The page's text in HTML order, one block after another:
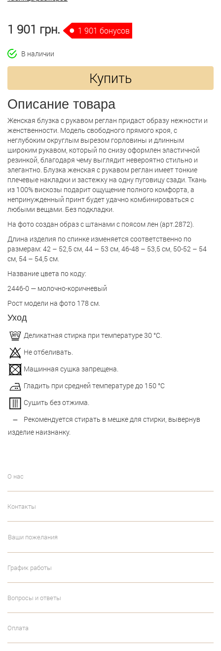
1 901 грн. 1 901 бонусов
В наличии
Купить
Описание товара
Женская блузка с рукавом реглан придаст образу нежности и
женственности. Модель свободного прямого кроя, с
неглубоким округлым вырезом горловины и длинным
широким рукавом, который по снизу оформлен эластичной
резинкой, благодаря чему выглядит невероятно стильно и
элегантно. Блузка женская с рукавом реглан имеет тонкие
плечевые накладки и застежку на одну пуговицу сзади. Ткань
из 100% вискозы подарит ощущение полного комфорта, а
непринужденный принт будет удачно комбинироваться с
любыми вещами. Без подкладки.
На фото создан образ с штанами с поясом лен (арт.2872).
Длина изделия по спинке изменяется соответственно по
размерам: 42 – 52,5 см, 44 – 53 см, 46-48 – 53,5 см, 50-52 – 54
см, 54 – 54,5 см.
Название цвета по коду:
2446-0 — молочно-коричневый
Рост модели на фото 178 см.
Уход
Деликатная стирка при температуре 30 °С.
Не отбеливать.
Машинная сушка запрещена.
Гладить при средней температуре до 150 °С
Сушить без отжима.
Рекомендуется стирать в мешке для стирки, вывернув
изделие наизнанку.
О нас
Контакты
Ваши пожелания
График работы
Вопросы и ответы
Оплата